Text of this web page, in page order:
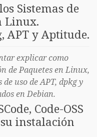
Sistemas de
Linux.
APT y Aptitude.
explicar como
de Paquetes en Linux,
uso de APT, dpkg y
en Debian.
Code-OSS
instalación